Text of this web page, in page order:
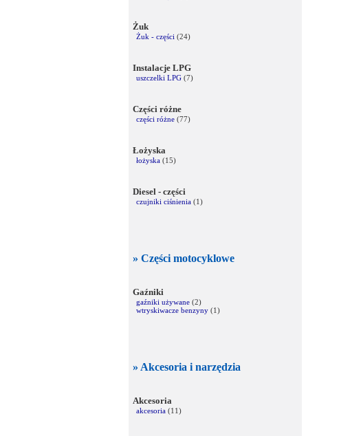
Żuk
Żuk - części (24)
Instalacje LPG
uszczelki LPG (7)
Części różne
części różne (77)
Łożyska
łożyska (15)
Diesel - części
czujniki ciśnienia (1)
» Części motocyklowe
Gaźniki
gaźniki używane (2)
wtryskiwacze benzyny (1)
» Akcesoria i narzędzia
Akcesoria
akcesoria (11)